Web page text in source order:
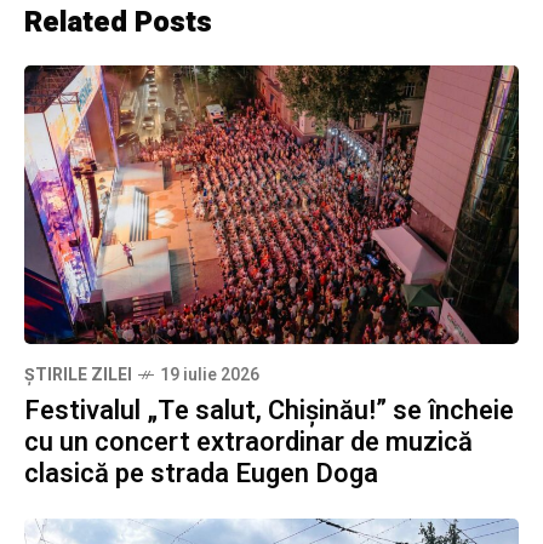
Related Posts
ȘTIRILE ZILEI 19 iulie 2026
Festivalul „Te salut, Chișinău!” se încheie
cu un concert extraordinar de muzică
clasică pe strada Eugen Doga